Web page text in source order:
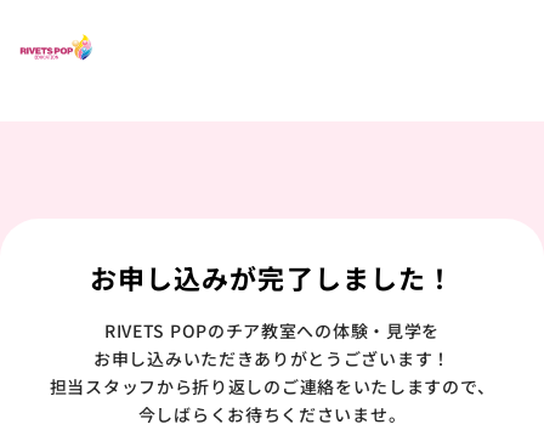
お申し込みが完了しました！
RIVETS POPのチア教室への体験・見学を
お申し込みいただきありがとうございます！
担当スタッフから折り返しのご連絡をいたしますので、
今しばらくお待ちくださいませ。